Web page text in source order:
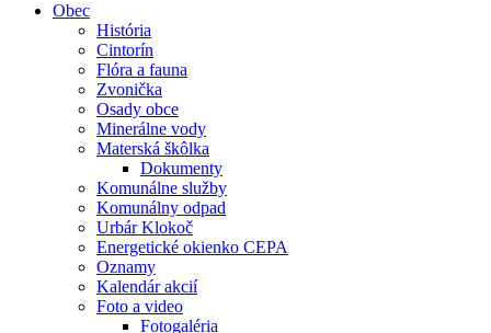
Obec
História
Cintorín
Flóra a fauna
Zvonička
Osady obce
Minerálne vody
Materská škôlka
Dokumenty
Komunálne služby
Komunálny odpad
Urbár Klokoč
Energetické okienko CEPA
Oznamy
Kalendár akcií
Foto a video
Fotogaléria